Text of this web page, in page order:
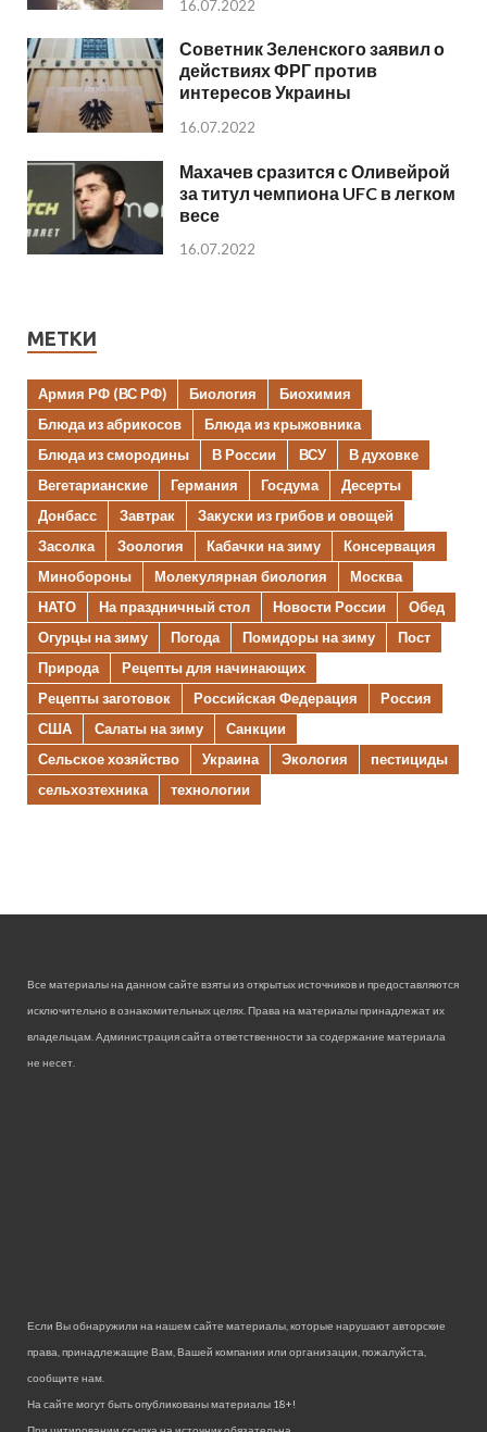
16.07.2022
Советник Зеленского заявил о
действиях ФРГ против
интересов Украины
16.07.2022
Махачев сразится с Оливейрой
за титул чемпиона UFC в легком
весе
16.07.2022
МЕТКИ
Армия РФ (ВС РФ) Биология
Биохимия
Блюда из абрикосов
Блюда из крыжовника
Блюда из смородины
В России ВСУ
В духовке
Вегетарианские
Германия Госдума
Десерты
Донбасс
Завтрак
Закуски из грибов и овощей
Засолка
Зоология Кабачки на зиму
Консервация
Минобороны
Молекулярная биология
Москва
НАТО
На праздничный стол Новости России
Обед
Огурцы на зиму
Погода Помидоры на зиму
Пост
Природа
Рецепты для начинающих
Рецепты заготовок
Российская Федерация
Россия
США
Салаты на зиму
Санкции
Сельское хозяйство
Украина Экология
пестициды
сельхозтехника
технологии
Все материалы на данном сайте взяты из открытых источников и предоставляются
исключительно в ознакомительных целях. Права на материалы принадлежат их
владельцам. Администрация сайта ответственности за содержание материала
не несет.
Если Вы обнаружили на нашем сайте материалы, которые нарушают авторские
права, принадлежащие Вам, Вашей компании или организации, пожалуйста,
сообщите нам.
На сайте могут быть опубликованы материалы 18+!